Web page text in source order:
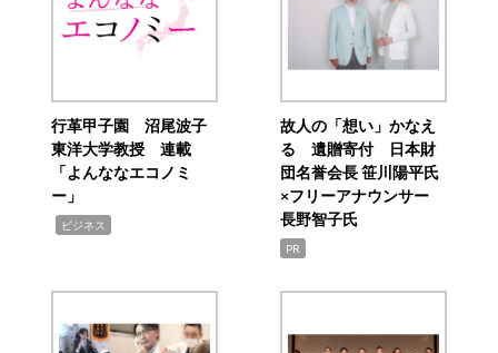
行革甲子園 沼尾波子
東洋大学教授 連載
「よんななエコノミ
ー」
ビジネス
故人の「想い」かなえ
る 遺贈寄付 日本財
団名誉会長 笹川陽平氏
×フリーアナウンサー
長野智子氏
PR